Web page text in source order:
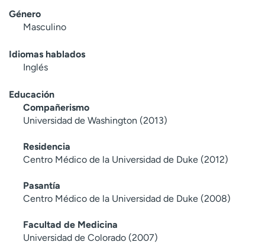
Género
Masculino
Idiomas hablados
Inglés
Educación
Compañerismo
Universidad de Washington (2013)
Residencia
Centro Médico de la Universidad de Duke (2012)
Pasantía
Centro Médico de la Universidad de Duke (2008)
Facultad de Medicina
Universidad de Colorado (2007)